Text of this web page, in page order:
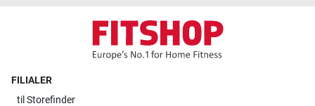
FILIALER
til Storefinder